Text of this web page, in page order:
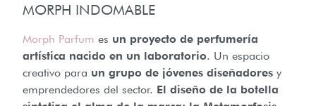
MORPH INDOMABLE
Morph Parfum es un proyecto de perfumería
artística nacido en un laboratorio. Un espacio
creativo para un grupo de jóvenes diseñadores y
emprendedores del sector. El diseño de la botella